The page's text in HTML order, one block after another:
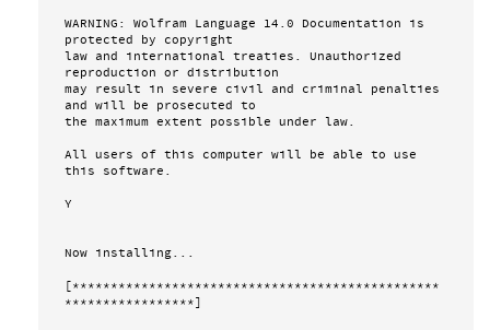
WARNING: Wolfram Language 14.0 Documentation is
protected by copyright
law and international treaties. Unauthorized
reproduction or distribution
may result in severe civil and criminal penalties
and will be prosecuted to
the maximum extent possible under law.
All users of this computer will be able to use
this software.
Y
Now installing...
[************************************************
*****************]